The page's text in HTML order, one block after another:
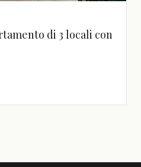
di 3 locali con